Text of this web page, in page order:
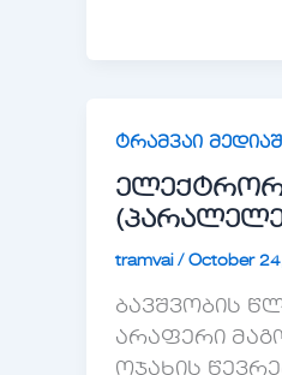
ტრამვაი
tramvai / October
ბავშვობის
არაფერი
ოჯახის